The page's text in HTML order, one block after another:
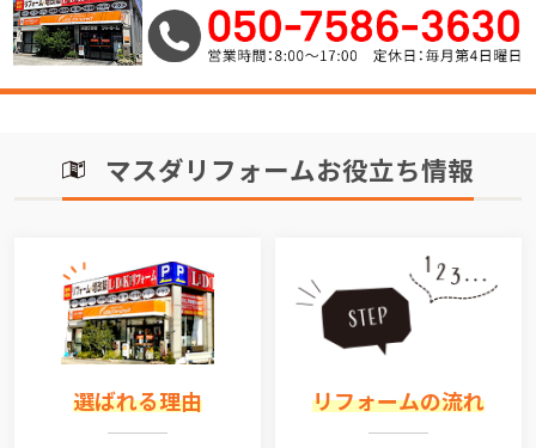
マスダリフォームお役立ち情報
選ばれる理由 リフォームの流れ